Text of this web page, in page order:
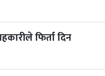
फिर्ता दिन